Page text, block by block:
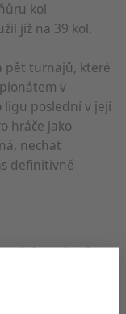
kol
již na 39 kol.
pět turnajů, které
v
ligu poslední v její
hráče jako
nechat
definitivně
odehraném 1.